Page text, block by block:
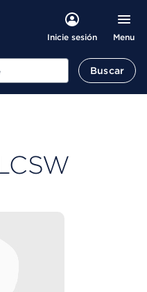
Inicie sesión Menu
Buscar